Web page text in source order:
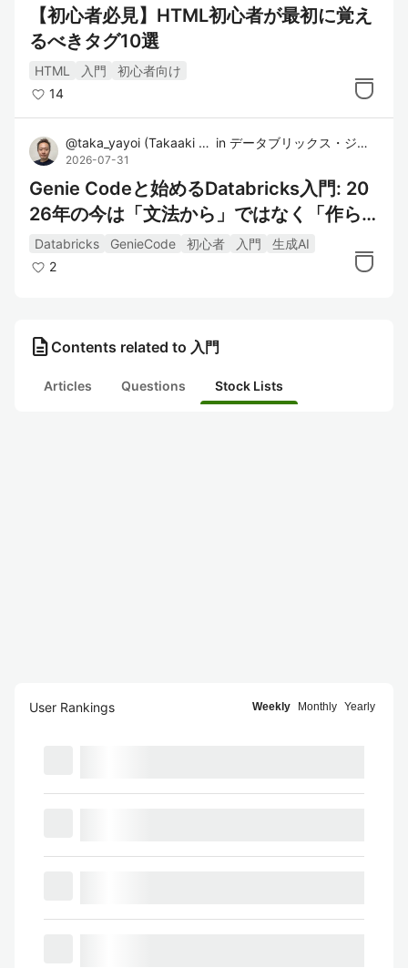
【初心者必見】HTML初心者が最初に覚え
るべきタグ10選
HTML 入門
初心者向け
14
@taka_yayoi (Takaaki Yayoi )
in データブリックス・ジャパン株式会社
2026-07-31
Genie Codeと始めるDatabricks入門: 20
26年の今は「文法から」ではなく「作ら
せて読む」が最短だと思う
Databricks GenieCode 初心者 入門
生成AI
2
description Contents related to 入門
Articles Questions Stock Lists
User Rankings Weekly Monthly Yearly